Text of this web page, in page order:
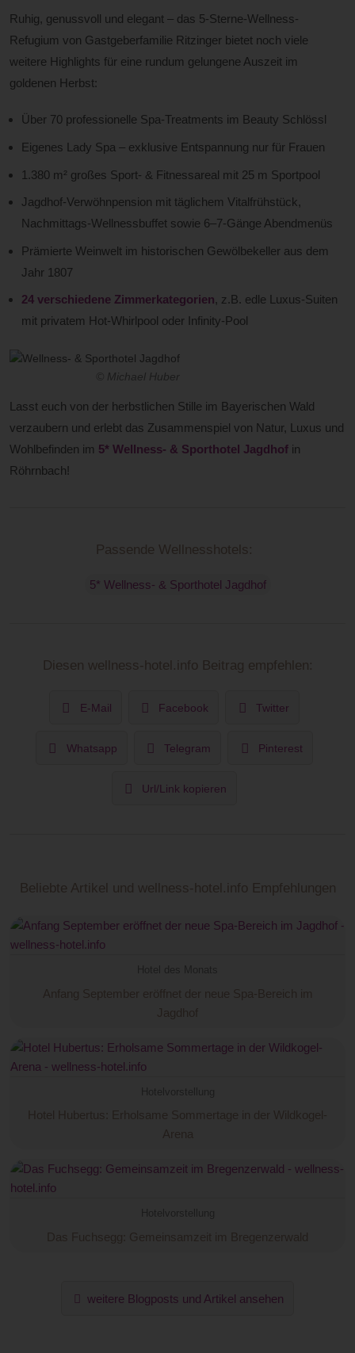
Ruhig, genussvoll und elegant – das 5-Sterne-Wellness-
Refugium von Gastgeberfamilie Ritzinger bietet noch viele
weitere Highlights für eine rundum gelungene Auszeit im
goldenen Herbst:
Über 70 professionelle Spa-Treatments im Beauty Schlössl
Eigenes Lady Spa – exklusive Entspannung nur für Frauen
1.380 m² großes Sport- & Fitnessareal mit 25 m Sportpool
Jagdhof-Verwöhnpension mit täglichem Vitalfrühstück,
Nachmittags-Wellnessbuffet sowie 6–7-Gänge Abendmenüs
Prämierte Weinwelt im historischen Gewölbekeller aus dem
Jahr 1807
24 verschiedene Zimmerkategorien, z.B. edle Luxus-Suiten
mit privatem Hot-Whirlpool oder Infinity-Pool
© Michael Huber
Lasst euch von der herbstlichen Stille im Bayerischen Wald
verzaubern und erlebt das Zusammenspiel von Natur, Luxus und
Wohlbefinden im 5* Wellness- & Sporthotel Jagdhof in
Röhrnbach!
Passende Wellnesshotels:
5* Wellness- & Sporthotel Jagdhof
Diesen wellness-hotel.info Beitrag empfehlen:
E-Mail Facebook Twitter
Whatsapp Telegram Pinterest
Url/Link kopieren
Beliebte Artikel und wellness-hotel.info Empfehlungen
Anfang September eröffnet der neue Spa-Bereich im
Jagdhof
Hotel Hubertus: Erholsame Sommertage in der Wildkogel-
Arena
Das Fuchsegg: Gemeinsamzeit im Bregenzerwald
weitere Blogposts und Artikel ansehen